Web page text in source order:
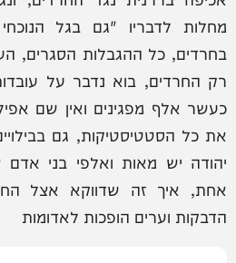
מחלות לדבריו "גם בגל
בחרדים, כל ההגבלות הסגרים,
רק החרדים, בוא נדבר על
כעשר אלף מפגינים ואין שם
את כל הסטטיסטיקות, גם
יהודה יש מאות ואלפי בני
אחת, איך זה שדווקא אצל
הדבקות וערים הופכות לאדומות